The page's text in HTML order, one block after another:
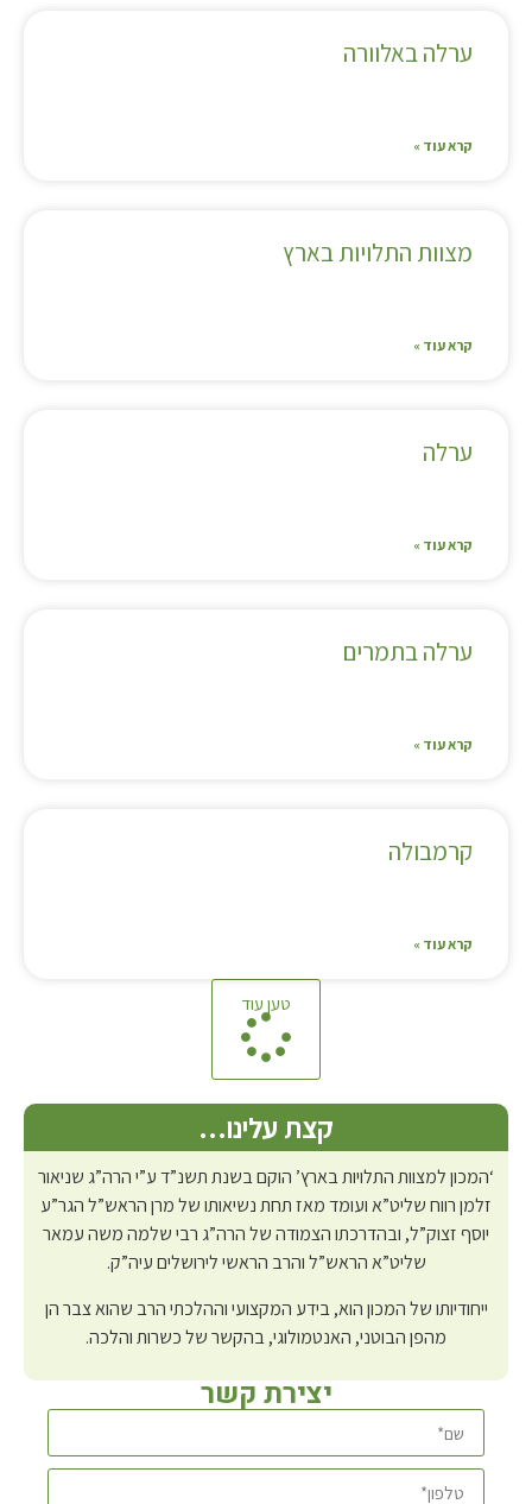
ערלה באלוורה
קרא עוד »
מצוות התלויות בארץ
קרא עוד »
ערלה
קרא עוד »
ערלה בתמרים
קרא עוד »
קרמבולה
קרא עוד »
טען עוד
קצת עלינו…
‘המכון למצוות התלויות בארץ’ הוקם בשנת תשנ”ד ע”י הרה”ג שניאור
זלמן רווח שליט”א ועומד מאז תחת נשיאותו של מרן הראש”ל הגר”ע
יוסף זצוק”ל, ובהדרכתו הצמודה של הרה”ג רבי שלמה משה עמאר
שליט”א הראש”ל והרב הראשי לירושלים עיה”ק.
ייחודיותו של המכון הוא, בידע המקצועי וההלכתי הרב שהוא צבר הן
מהפן הבוטני, האנטמולוגי, בהקשר של כשרות והלכה.
יצירת קשר